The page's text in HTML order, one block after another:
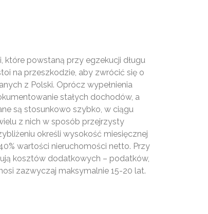
powstaną przy egzekucji długu
na przeszkodzie, aby zwrócić się o
z Polski. Oprócz wypełnienia
stałych dochodów, a
są stosunkowo szybko, w ciągu
z nich w sposób przejrzysty
określi wysokość miesięcznej
wartości nieruchomości netto. Przy
kosztów dodatkowych – podatków,
zazwyczaj maksymalnie 15-20 lat.